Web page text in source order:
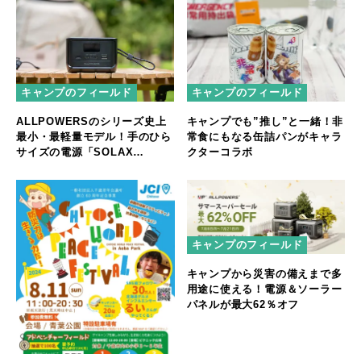
キャンプのフィールド
ALLPOWERSのシリーズ史上
最小・最軽量モデル！手のひら
サイズの電源「SOLAX
キャンプのフィールド
キャンプでも”推し”と一緒！非
常食にもなる缶詰パンがキャラ
クターコラボ
キャンプのフィールド
キャンプから災害の備えまで多
用途に使える！電源＆ソーラー
パネルが最大62％オフ